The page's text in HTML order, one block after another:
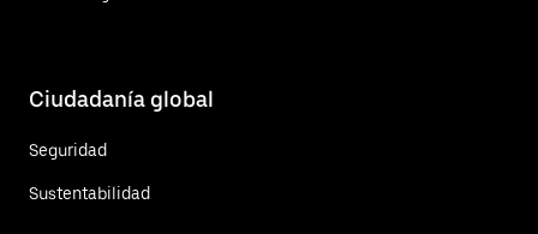
Ciudadanía global
Seguridad
Sustentabilidad